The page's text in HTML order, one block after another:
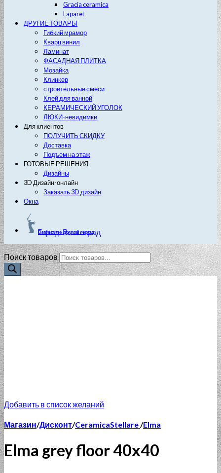
Gracia ceramica
Laparet
ДРУГИЕ ТОВАРЫ
Гибкий мрамор
Кварц винил
Ламинат
ФАСАДНАЯ ПЛИТКА
Мозайка
Клинкер
строительные смеси
Клей для ванной
КЕРАМИЧЕСКИЙ УГОЛОК
ЛЮКИ-невидимки
Для клиентов
ПОЛУЧИТЬ СКИДКУ
Доставка
Подъем на этаж
ГОТОВЫЕ РЕШЕНИЯ
Дизайны
3D Дизайн-онлайн
Заказать 3D дизайн
Окна
Город: Волгоград
Выберите другой город
Поиск товаров
Добавить в список желаний
Магазин/Дисконт/CeramicaStellare/Elma
Elma grey floor 40х40